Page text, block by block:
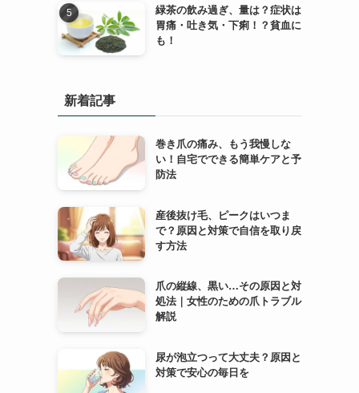
緑茶の飲み過ぎ、量は？症状は
胃痛・吐き気・下痢！？貧血に
も！
新着記事
巻き爪の痛み、もう我慢しな
い！自宅でできる簡単ケアと予
防法
産後抜け毛、ピークはいつま
で？原因と対策で自信を取り戻
す方法
爪の縦線、黒い…その原因と対
処法｜女性のための爪トラブル
解説
尿が泡立つって大丈夫？原因と
対策で安心の毎日を